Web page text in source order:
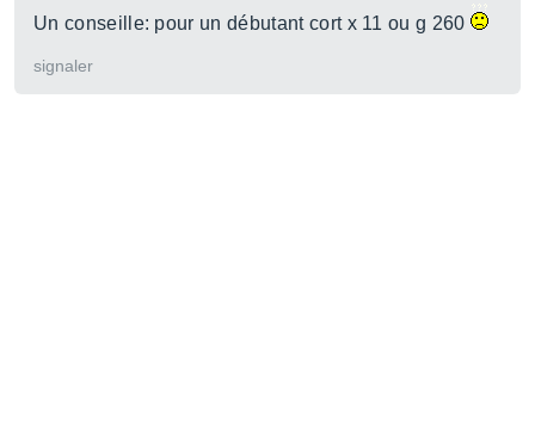
Un conseille: pour un débutant cort x 11 ou g 260
signaler